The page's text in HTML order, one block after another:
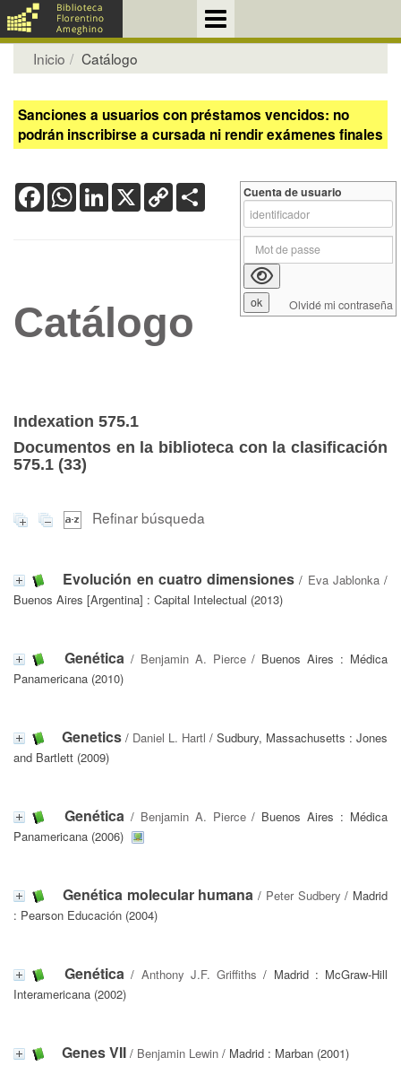
Inicio Catálogo
Sanciones a usuarios con préstamos vencidos: no
podrán inscribirse a cursada ni rendir exámenes finales
FacebookWhatsApp
LinkedIn
X Copy
Link
Catálogo
Indexation 575.1
Documentos en la biblioteca con la clasificación
575.1 (33)
Refinar búsqueda
Evolución en cuatro dimensiones / Eva Jablonka/
Buenos Aires [Argentina] : Capital Intelectual (2013)
Genética/ Benjamin A. Pierce/ Buenos Aires : Médica
Panamericana (2010)
Genetics / Daniel L. Hartl / Sudbury, Massachusetts : Jones
and Bartlett (2009)
Genética/ Benjamin A. Pierce/ Buenos Aires : Médica
Panamericana (2006)
Genética molecular humana / Peter Sudbery / Madrid
: Pearson Educación (2004)
Genética / Anthony J.F. Griffiths / Madrid : McGraw-Hill
Interamericana (2002)
Genes VII / Benjamin Lewin / Madrid : Marban (2001)
Cuenta de usuario
Olvidé mi contraseña